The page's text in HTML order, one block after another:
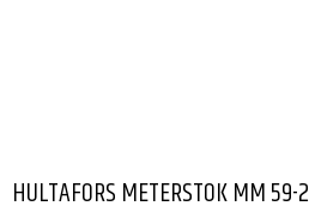
HULTAFORS METERSTOK MM